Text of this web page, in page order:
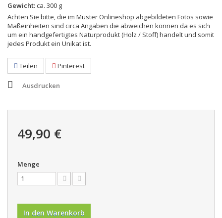
Gewicht:ca. 300 g
Achten Sie bitte, die im Muster Onlineshop abgebildeten Fotos sowie
Maßeinheiten sind circa Angaben die abweichen können da es sich
um ein handgefertigtes Naturprodukt (Holz / Stoff) handelt und somit
jedes Produkt ein Unikat ist.
Teilen Pinterest
Ausdrucken
49,90 €
Menge
In den Warenkorb